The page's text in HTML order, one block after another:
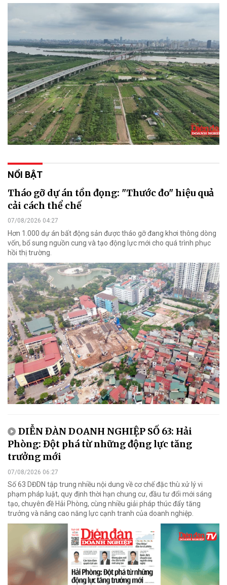
NỔI BẬT
Tháo gỡ dự án tồn đọng: "Thước đo" hiệu quả
cải cách thể chế
07/08/2026 04:27
Hơn 1.000 dự án bất động sản được tháo gỡ đang khơi thông dòng
vốn, bổ sung nguồn cung và tạo động lực mới cho quá trình phục
hồi thị trường.
DIỄN ĐÀN DOANH NGHIỆP SỐ 63: Hải
Phòng: Đột phá từ những động lực tăng
trưởng mới
07/08/2026 06:27
Số 63 DĐDN tập trung nhiều nội dung về cơ chế đặc thù xử lý vi
phạm pháp luật, quy định thời hạn chung cư, đầu tư đổi mới sáng
tạo, chuyên đề Hải Phòng, cùng nhiều giải pháp thúc đẩy tăng
trưởng và nâng cao năng lực cạnh tranh của doanh nghiệp.